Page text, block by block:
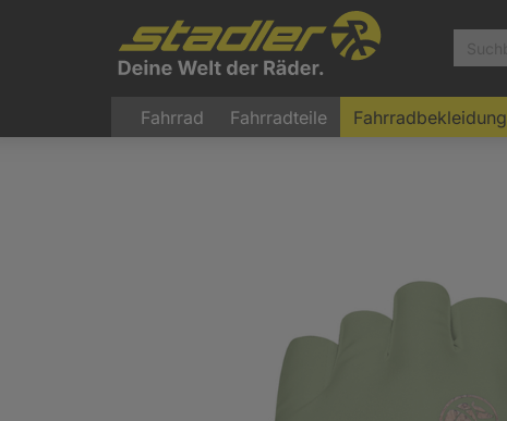
Fahrrad Fahrradteile Fahrradbekleidung